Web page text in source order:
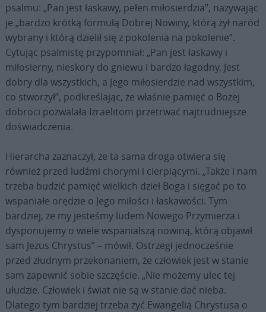
psalmu: „Pan jest łaskawy, pełen miłosierdzia”, nazywając
je „bardzo krótką formułą Dobrej Nowiny, którą żył naród
wybrany i którą dzielił się z pokolenia na pokolenie”.
Cytując psalmistę przypomniał: „Pan jest łaskawy i
miłosierny, nieskory do gniewu i bardzo łagodny. Jest
dobry dla wszystkich, a Jego miłosierdzie nad wszystkim,
co stworzył”, podkreślając, że właśnie pamięć o Bożej
dobroci pozwalała Izraelitom przetrwać najtrudniejsze
doświadczenia.
Hierarcha zaznaczył, że ta sama droga otwiera się
również przed ludźmi chorymi i cierpiącymi. „Także i nam
trzeba budzić pamięć wielkich dzieł Boga i sięgać po to
wspaniałe orędzie o Jego miłości i łaskawości. Tym
bardziej, że my jesteśmy ludem Nowego Przymierza i
dysponujemy o wiele wspanialszą nowiną, którą objawił
sam Jezus Chrystus” – mówił. Ostrzegł jednocześnie
przed złudnym przekonaniem, że człowiek jest w stanie
sam zapewnić sobie szczęście. „Nie możemy ulec tej
ułudzie. Człowiek i świat nie są w stanie dać nieba.
Dlatego tym bardziej trzeba żyć Ewangelią Chrystusa o